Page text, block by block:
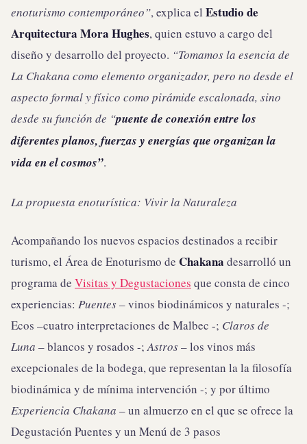
enoturismo contemporáneo”, explica el Estudio de
Arquitectura Mora Hughes, quien estuvo a cargo del
diseño y desarrollo del proyecto. “Tomamos la esencia de
La Chakana como elemento organizador, pero no desde el
aspecto formal y físico como pirámide escalonada, sino
desde su función de “puente de conexión entre los
diferentes planos, fuerzas y energías que organizan la
vida en el cosmos”.
La propuesta enoturística: Vivir la Naturaleza
Acompañando los nuevos espacios destinados a recibir
turismo, el Área de Enoturismo de Chakana desarrolló un
programa de Visitas y Degustaciones que consta de cinco
experiencias: Puentes– vinos biodinámicos y naturales -;
Ecos –cuatro interpretaciones de Malbec -; Claros de
Luna – blancos y rosados -;Astros– los vinos más
excepcionales de la bodega, que representan la la filosofía
biodinámica y de mínima intervención -; y por último
Experiencia Chakana – un almuerzo en el que se ofrece la
Degustación Puentes y un Menú de 3 pasos